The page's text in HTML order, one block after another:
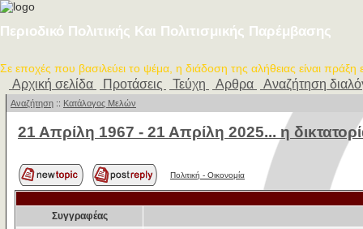
Περιοδικό Πολιτικής Και Πολιτισμικής Παρέμβασης
Σε εποχές που βασιλεύει το ψέμα, η διάδοση της αλήθειας είναι πράξη
Αρχική σελίδα Προτάσεις Τεύχη Αρθρα Αναζήτηση
Αναζήτηση :: Κατάλογος Μελών
21 Απρίλη 1967 - 21 Απρίλη 2025... η
Πολιτική - Oικονομία
Συγγραφέας